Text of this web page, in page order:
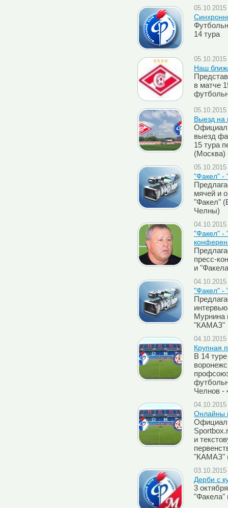
14 тура
Наш
в матче
Выезд на
выезд
15 тура
(Москва)
"Факел" -
мячей и
"Факел"
Челны)
"Факел" -
пресс-
и
"Факел" -
Мурнина
"КАМАЗ"
Крупная
В 14
Челнов -
Онлайны
и
"КАМАЗ"
Дерби с
3
"Факела"